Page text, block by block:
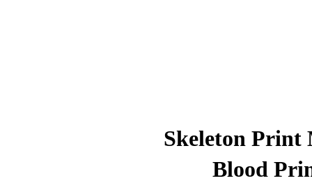
Skeleton Print
Blood